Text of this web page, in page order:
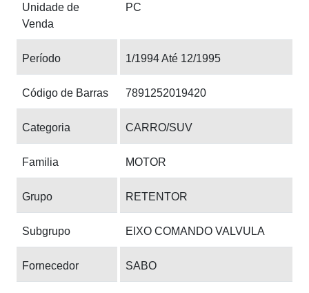
Unidade de
Venda
PC
Período 1/1994 Até 12/1995
Código de Barras 7891252019420
Categoria CARRO/SUV
Familia MOTOR
Grupo RETENTOR
Subgrupo EIXO COMANDO VALVULA
Fornecedor SABO